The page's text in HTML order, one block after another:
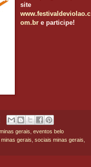
site
www.festivaldeviolao.c
om.br e participe!
gerais eventos belo
gerais sociais minas gerais